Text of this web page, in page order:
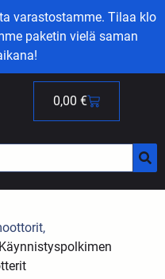
varastostamme. Tilaa klo
paketin vielä saman
0,00 €